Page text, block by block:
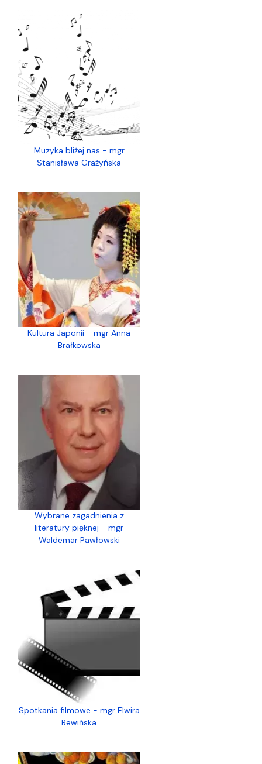
Muzyka bliżej nas - mgr
Stanisława Grażyńska
Kultura Japonii - mgr Anna
Brałkowska
Wybrane zagadnienia z
literatury pięknej - mgr
Waldemar Pawłowski
Spotkania filmowe - mgr Elwira
Rewińska